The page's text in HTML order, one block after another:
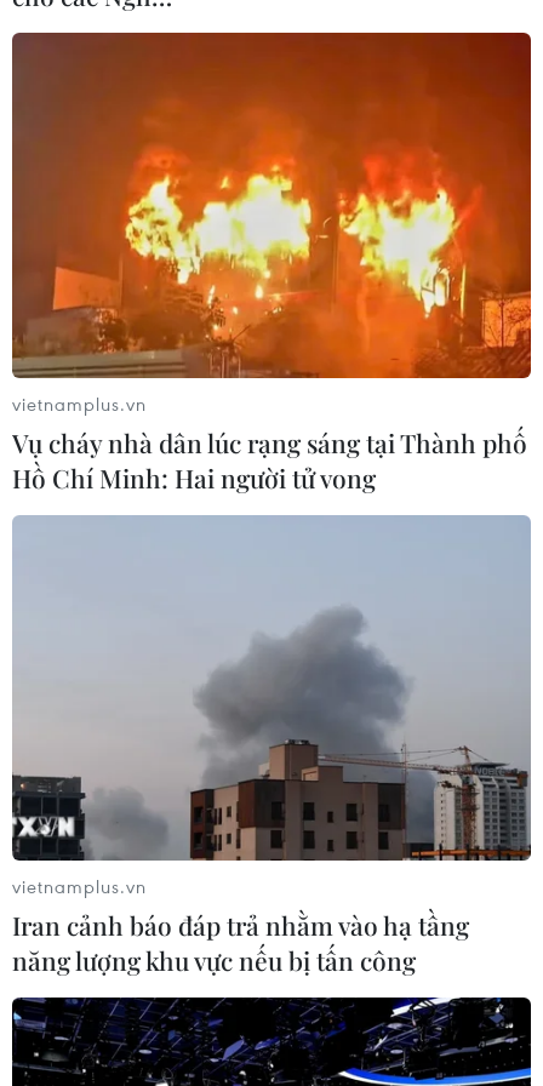
điểm của Cố vấn An ninh Quốc gia Mỹ John
nghị quyết của Hội đồng Bảo an Liên hợp quốc
về cấm sử dụng công nghệ tên lửa đạn đạo .
Ông Patrick Shanahan cho rằng đây là các tên
lửa tầm ngắn./.
(TTXVN/Vietnam+)
#Tàu hàng Triều Tiên
#lửa tầm ngắn
#Hội nghị thượng đỉnh Mỹ-Triều
Mỹ Triều Tiên
Theo dõi VietnamPlus
vietnamplus.vn
Vụ cháy nhà dân lúc rạng sáng tại Thành phố
Hồ Chí Minh: Hai người tử vong
vietnamplus.vn
Iran cảnh báo đáp trả nhằm vào hạ tầng
năng lượng khu vực nếu bị tấn công